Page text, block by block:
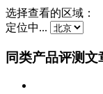
选择查看的区域：
定位中...
同类产品评测文